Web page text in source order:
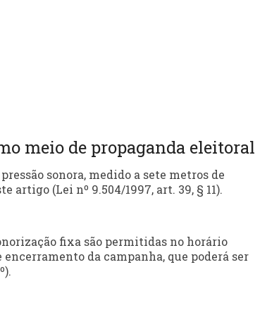
meio de propaganda eleitoral
sonora, medido a sete metros de
(Lei nº 9.504/1997, art. 39, § 11).
fixa são permitidas no horário
da campanha, que poderá ser